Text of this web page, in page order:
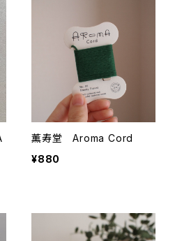
薫寿堂 Aroma Cord
¥880